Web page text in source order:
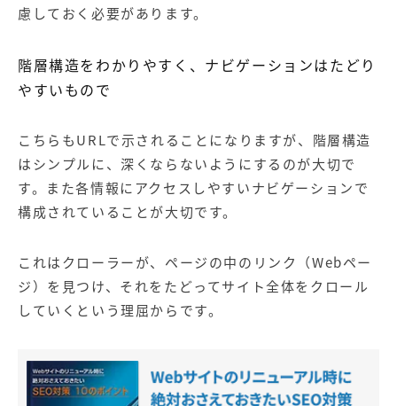
慮しておく必要があります。
階層構造をわかりやすく、ナビゲーションはたどり
やすいもので
こちらもURLで示されることになりますが、階層構造
はシンプルに、深くならないようにするのが大切で
す。また各情報にアクセスしやすいナビゲーションで
構成されていることが大切です。
これはクローラーが、ページの中のリンク（Webペー
ジ）を見つけ、それをたどってサイト全体をクロール
していくという理屈からです。